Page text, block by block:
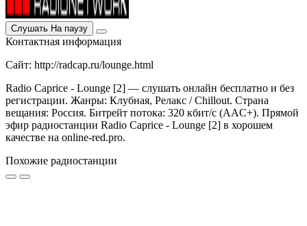
Слушать На паузу
Контактная информация
Сайт: http://radcap.ru/lounge.html
Radio Caprice - Lounge [2] — слушать онлайн бесплатно и без
регистрации. Жанры: Клубная, Релакс / Chillout. Страна
вещания: Россия. Битрейт потока: 320 кбит/с (AAC+). Прямой
эфир радиостанции Radio Caprice - Lounge [2] в хорошем
качестве на online-red.pro.
Похожие радиостанции